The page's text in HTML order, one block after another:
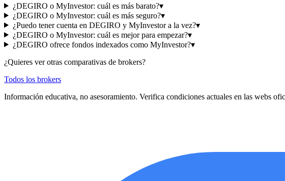
¿DEGIRO o MyInvestor: cuál es más barato?▾
¿DEGIRO o MyInvestor: cuál es más seguro?▾
¿Puedo tener cuenta en DEGIRO y MyInvestor a la vez?▾
¿DEGIRO o MyInvestor: cuál es mejor para empezar?▾
¿DEGIRO ofrece fondos indexados como MyInvestor?▾
¿Quieres ver otras comparativas de brokers?
Todos los brokers
Información educativa, no asesoramiento. Verifica condiciones actuales en las webs